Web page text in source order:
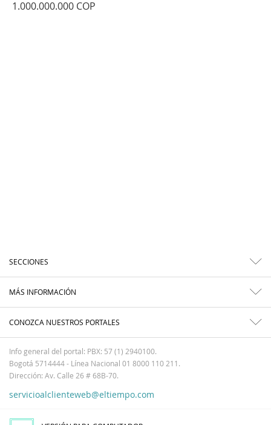
1.000.000.000 COP
SECCIONES
MÁS INFORMACIÓN
CONOZCA NUESTROS PORTALES
Info general del portal: PBX: 57 (1) 2940100.
Bogotá 5714444 - Línea Nacional 01 8000 110 211.
Dirección: Av. Calle 26 # 68B-70.
servicioalclienteweb@eltiempo.com